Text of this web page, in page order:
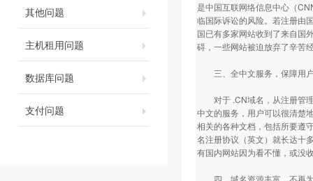
其他问题
主机租用问题
数据库问题
支付问题
是中国互联网络信息中心（
临国际诉讼的风险。若注册由
国已有多家网站收到了来自国
碍，一些网站被迫放弃了辛苦
三、全中文服务，保障用
对于 .CN域名，从注册管理
中文的服务，用户可以很清楚
相关的各种文档，包括所要遵
名注册协议（英文）就长达十
有国内网站因为看不懂，或没
四、域名资源丰富，不再